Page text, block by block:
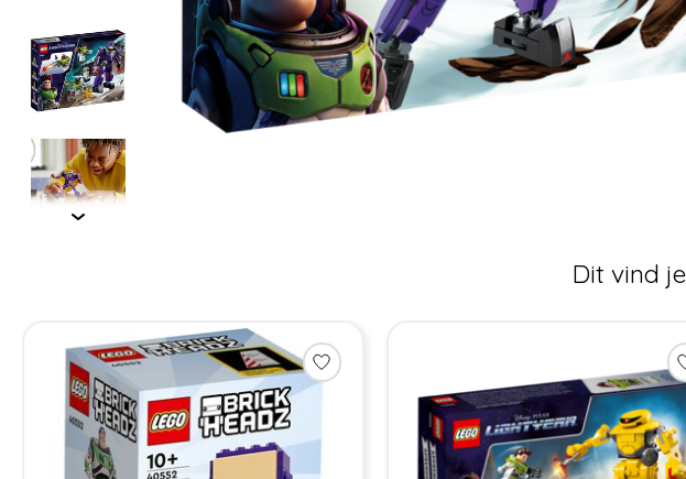
Dit vind
Items van productcarrousel